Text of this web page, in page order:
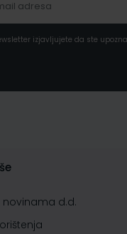
izjavljujete da ste
novinama d.d.